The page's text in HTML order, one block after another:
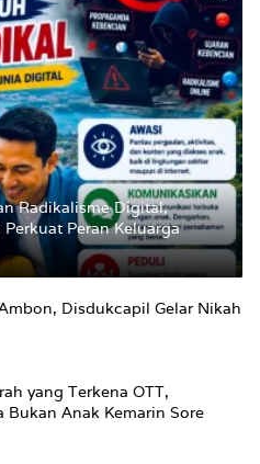
Radikalisme Digital,
Peran Keluarga
Disdukcapil Gelar Nikah
yang Terkena OTT,
Bukan Anak Kemarin Sore